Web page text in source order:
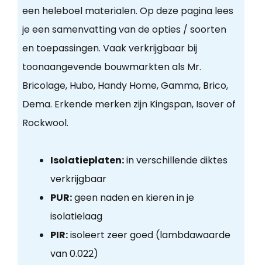
een heleboel materialen. Op deze pagina lees
je een samenvatting van de opties / soorten
en toepassingen. Vaak verkrijgbaar bij
toonaangevende bouwmarkten als Mr.
Bricolage, Hubo, Handy Home, Gamma, Brico,
Dema. Erkende merken zijn Kingspan, Isover of
Rockwool.
Isolatieplaten:in verschillende diktes
verkrijgbaar
PUR:geen naden en kieren in je
isolatielaag
PIR:isoleert zeer goed (lambdawaarde
van 0.022)